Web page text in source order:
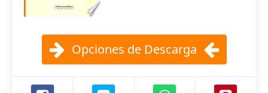
Opciones de Descarga